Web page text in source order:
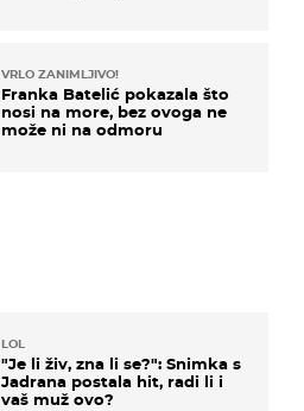
VRLO ZANIMLJIVO!
Franka Batelić pokazala što
nosi na more, bez ovoga ne
može ni na odmoru
LOL
"Je li živ, zna li se?": Snimka s
Jadrana postala hit, radi li i
vaš muž ovo?